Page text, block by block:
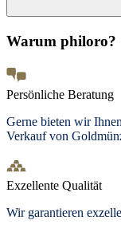
Warum philoro?
Persönliche Beratung
Gerne bieten wir
Verkauf von
Exzellente Qualität
Wir garantieren